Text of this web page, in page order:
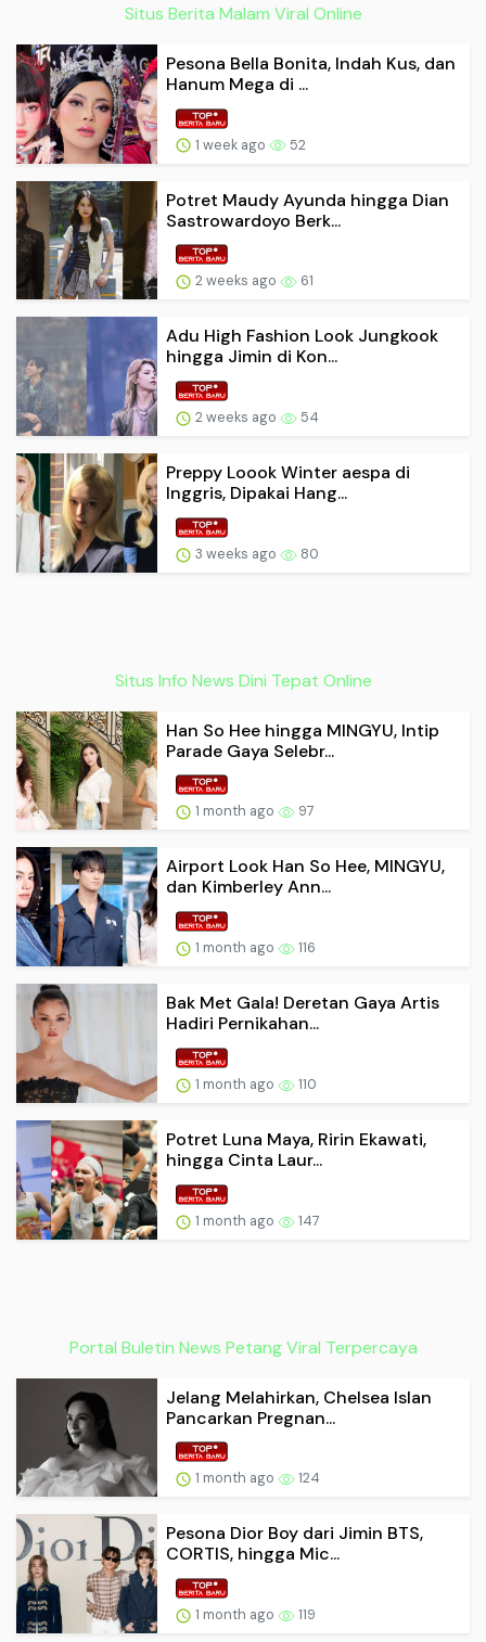
Situs Berita Malam Viral Online
Pesona Bella Bonita, Indah Kus, dan
Hanum Mega di ...
1 week ago 52
Potret Maudy Ayunda hingga Dian
Sastrowardoyo Berk...
2 weeks ago 61
Adu High Fashion Look Jungkook
hingga Jimin di Kon...
2 weeks ago 54
Preppy Loook Winter aespa di
Inggris, Dipakai Hang...
3 weeks ago 80
Situs Info News Dini Tepat Online
Han So Hee hingga MINGYU, Intip
Parade Gaya Selebr...
1 month ago 97
Airport Look Han So Hee, MINGYU,
dan Kimberley Ann...
1 month ago 116
Bak Met Gala! Deretan Gaya Artis
Hadiri Pernikahan...
1 month ago 110
Potret Luna Maya, Ririn Ekawati,
hingga Cinta Laur...
1 month ago 147
Portal Buletin News Petang Viral Terpercaya
Jelang Melahirkan, Chelsea Islan
Pancarkan Pregnan...
1 month ago 124
Pesona Dior Boy dari Jimin BTS,
CORTIS, hingga Mic...
1 month ago 119